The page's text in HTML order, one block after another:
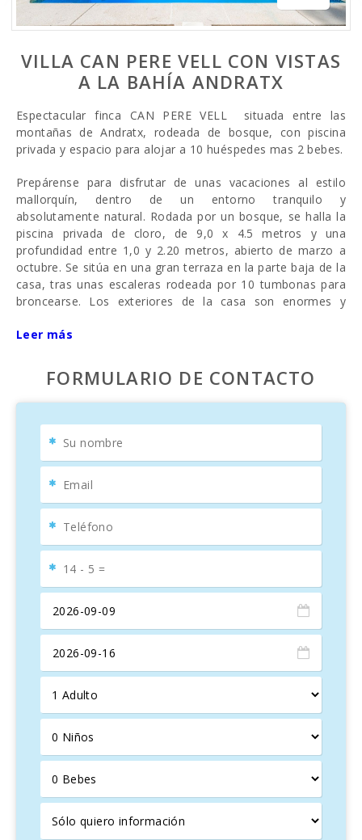
VILLA CAN PERE VELL CON VISTAS
A LA BAHÍA ANDRATX
Espectacular finca CAN PERE VELL situada entre las
montañas de Andratx, rodeada de bosque, con piscina
privada y espacio para alojar a 10 huéspedes mas 2 bebes.
Prepárense para disfrutar de unas vacaciones al estilo
mallorquín, dentro de un entorno tranquilo y
absolutamente natural. Rodada por un bosque, se halla la
piscina privada de cloro, de 9,0 x 4.5 metros y una
profundidad entre 1,0 y 2.20 metros, abierto de marzo a
octubre. Se sitúa en una gran terraza en la parte baja de la
casa, tras unas escaleras rodeada por 10 tumbonas para
broncearse. Los exteriores de la casa son enormes y
y una zona de barbacoa donde pueden preparar deliciosas
La terraza amueblada con mesa y sillas para comer ofrece
vistas despejadas al bosque, las montañas e incluso se
sitio más íntimo y recogido, donde leer un libro o charlar
La casa, tiene 2 plantas, esta equipada con muebles
elegantes y decorada con una auténtica calidez
mallorquina. Después de un día lleno de actividades, se
satélite, mientras en la chimenea arde un cálido fuego en
los días fríos. Existe una segunda sala de lectura; ideal si
necesita un rincón tranquilo para descansar.
El comedor cuenta con una gran mesa de madera y unas
majestuosas sillas.
La cocina mallorquina, totalmente equipada, incluye una
encimera de gas, cafetera, zona de comer, microondas,
cocinar.
En la planta baja hay un dormitorio con dos camas
individuales. Existe un espacio para preparar 1 cuna y 1
encuentran 4 dormitorios más, dos con una cama doble y
los otros con 2 camas individuales. Un dormitorio con
Leer más
FORMULARIO DE CONTACTO